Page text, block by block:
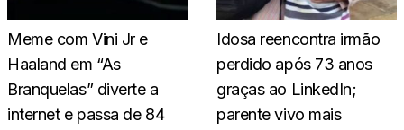
Meme com Vini Jr e
Haaland em “As
Branquelas” diverte a
internet e passa de 84
Idosa reencontra irmão
perdido após 73 anos
graças ao LinkedIn;
parente vivo mais